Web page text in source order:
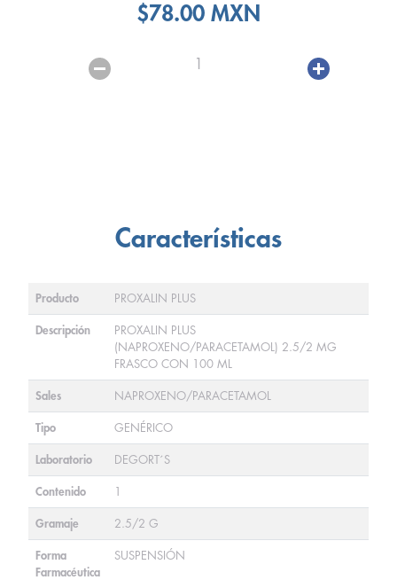
$78.00 MXN
1
Características
Producto PROXALIN PLUS
Descripción
PROXALIN PLUS
(NAPROXENO/PARACETAMOL) 2.5/2 MG
FRASCO CON 100 ML
Sales NAPROXENO/PARACETAMOL
Tipo GENÉRICO
Laboratorio DEGORT´S
Contenido 1
Gramaje 2.5/2 G
Forma
Farmacéutica
SUSPENSIÓN